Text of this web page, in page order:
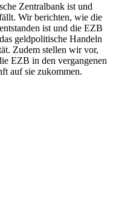
Zentralbank ist und
Wir berichten, wie die
ist und die EZB
geldpolitische Handeln
Zudem stellen wir vor,
EZB in den vergangenen
auf sie zukommen.